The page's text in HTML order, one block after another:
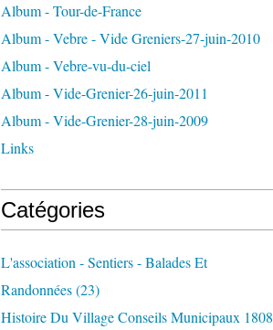
Album - Tour-de-France
Album - Vebre - Vide Greniers-27-juin-2010
Album - Vebre-vu-du-ciel
Album - Vide-Grenier-26-juin-2011
Album - Vide-Grenier-28-juin-2009
Links
Catégories
L'association - Sentiers - Balades Et
Randonnées(23)
Histoire Du Village Conseils Municipaux 1808